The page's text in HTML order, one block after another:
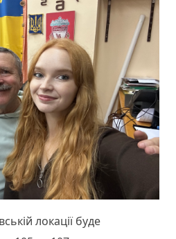
локації буде